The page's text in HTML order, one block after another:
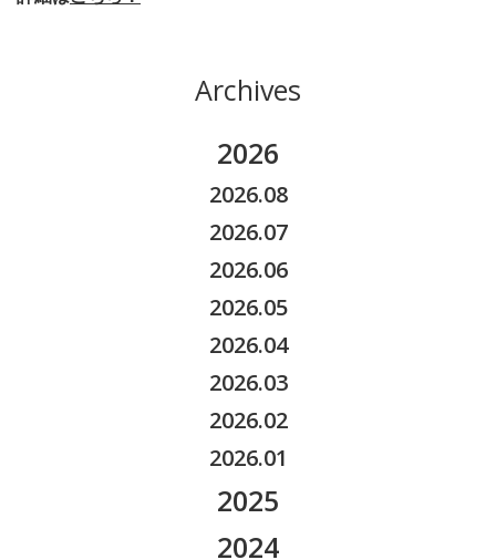
Archives
2026
2026.08
2026.07
2026.06
2026.05
2026.04
2026.03
2026.02
2026.01
2025
2025.11
2024